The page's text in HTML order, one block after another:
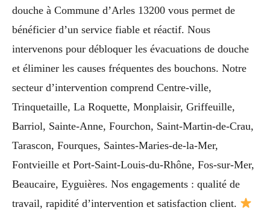
douche à Commune d’Arles 13200 vous permet de
bénéficier d’un service fiable et réactif. Nous
intervenons pour débloquer les évacuations de douche
et éliminer les causes fréquentes des bouchons. Notre
secteur d’intervention comprend Centre-ville,
Trinquetaille, La Roquette, Monplaisir, Griffeuille,
Barriol, Sainte-Anne, Fourchon, Saint-Martin-de-Crau,
Tarascon, Fourques, Saintes-Maries-de-la-Mer,
Fontvieille et Port-Saint-Louis-du-Rhône, Fos-sur-Mer,
Beaucaire, Eyguières. Nos engagements : qualité de
travail, rapidité d’intervention et satisfaction client.